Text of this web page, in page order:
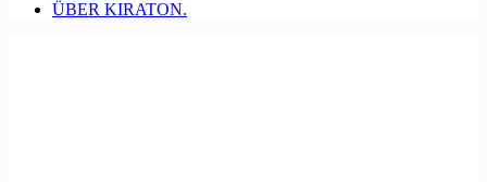
ÜBER KIRATON.